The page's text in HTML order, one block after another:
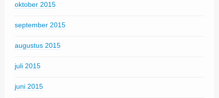
oktober 2015
september 2015
augustus 2015
juli 2015
juni 2015